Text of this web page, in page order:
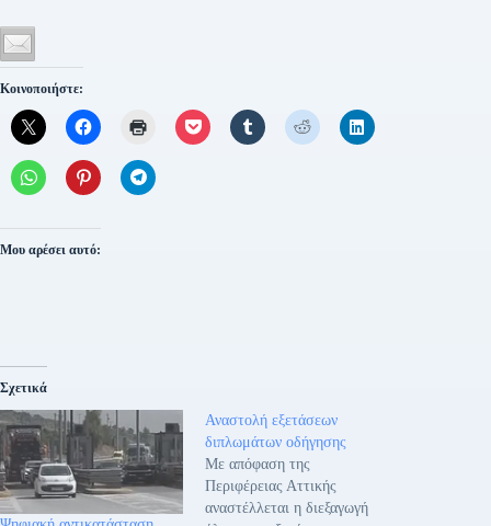
Κοινοποιήστε:
Μου αρέσει αυτό:
Σχετικά
Αναστολή εξετάσεων
διπλωμάτων οδήγησης
Με απόφαση της
Περιφέρειας Αττικής
αναστέλλεται η διεξαγωγή